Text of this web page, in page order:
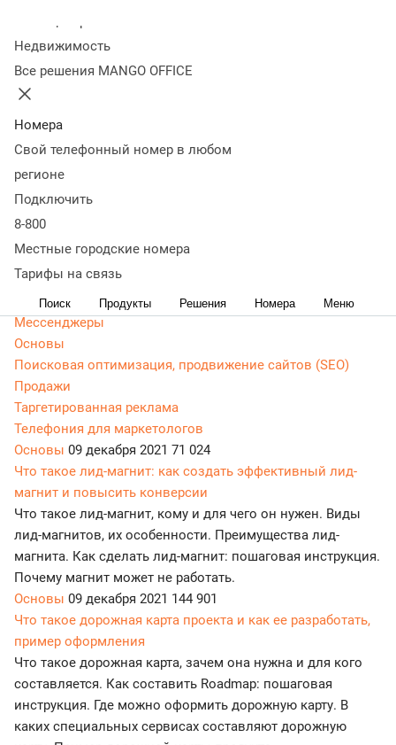
Недвижимость
Все решения MANGO OFFICE
Номера
Свой телефонный номер в любом
регионе
Подключить
8-800
Местные городские номера
Тарифы на связь
Поиск Продукты Решения Номера Меню
Статьи, обзоры, ТОПы, идеи и советы для развития
бизнеса. Энциклопедия маркетолога, Основы -
актуальная, живая и понятная информация доступным
языком.
CRM маркетинг
Аналитика
Веб-аналитика
Веб-разработка
Контекстная реклама
Яндекс Директ
Контент-маркетинг
Мессенджеры
Основы
Поисковая оптимизация, продвижение сайтов (SEO)
Продажи
Таргетированная реклама
Телефония для маркетологов
Основы 09 декабря 2021 71 024
Что такое лид-магнит: как создать эффективный лид-
магнит и повысить конверсии
Что такое лид-магнит, кому и для чего он нужен. Виды
лид-магнитов, их особенности. Преимущества лид-
магнита. Как сделать лид-магнит: пошаговая инструкция.
Почему магнит может не работать.
Основы 09 декабря 2021 144 901
Что такое дорожная карта проекта и как ее разработать,
пример оформления
Что такое дорожная карта, зачем она нужна и для кого
составляется. Как составить Roadmap: пошаговая
инструкция. Где можно оформить дорожную карту. В
каких специальных сервисах составляют дорожную